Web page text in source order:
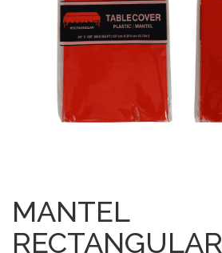
MANTEL
RECTANGULAR